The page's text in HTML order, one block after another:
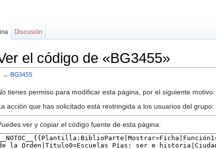
el código de «BG3455»
← BG3455
tienes permiso para modificar esta página, por el siguiente motivo:
acción que has solicitado está restringida a los usuarios del grupo:
ver y copiar el código fuente de esta página:
Discusión